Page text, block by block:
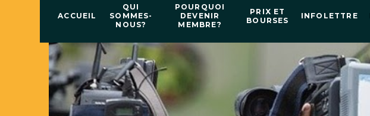
ACCUEIL
QUI
SOMMES-
NOUS?
POURQUOI
DEVENIR
MEMBRE?
PRIX ET
BOURSES
INFOLETTRE